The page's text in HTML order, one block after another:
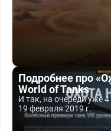
Подробнее про
World of Tanks
И так, на очереди уже
19 февраля 2019 г.